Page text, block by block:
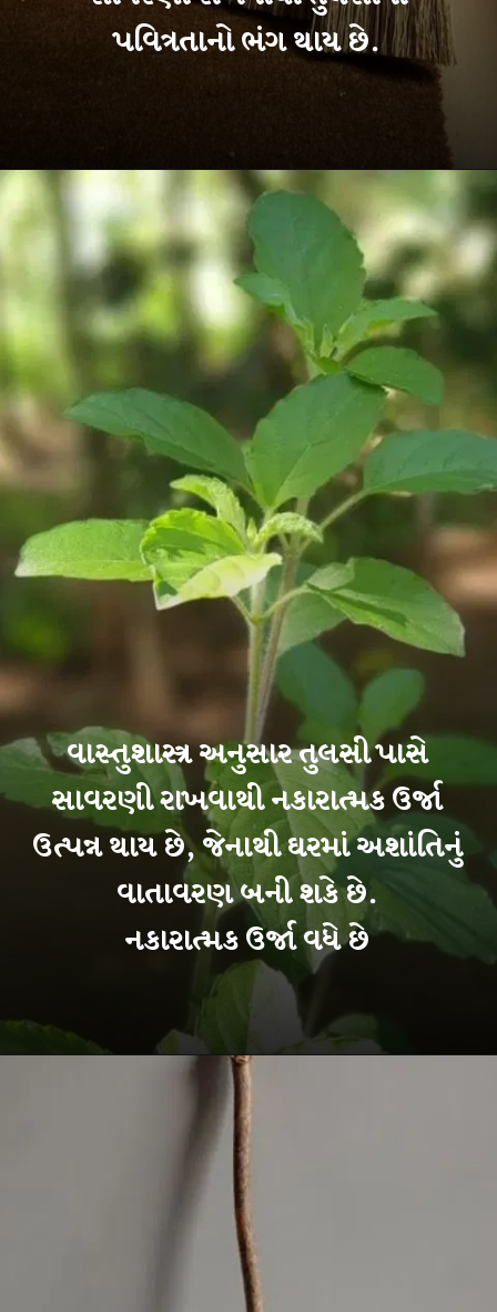
પવિત્રતાનો ભંગ થાય છે.
વાસ્તુશાસ્ત્ર અનુસાર તુલસી પાસે
સાવરણી રાખવાથી નકારાત્મક ઉર્જા
ઉત્પન્ન થાય છે, જેનાથી ઘરમાં અશાંતિનું
વાતાવરણ બની શકે છે.
નકારાત્મક ઉર્જા વધે છે